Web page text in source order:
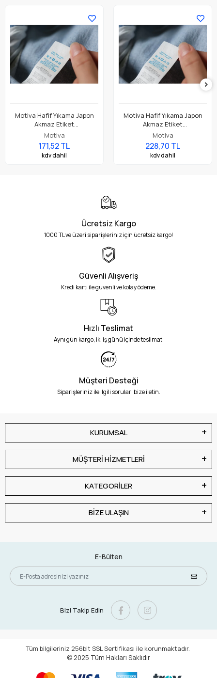
Motiva Hafif Yıkama Japon
Akmaz Etiket
(20mmx200mt.HafifYıkama)
Motiva
171,52 TL
kdv dahil
Motiva Hafif Yıkama Japon
Akmaz Etiket
(25mmx200mt.HafifYıkama)
Motiva
228,70 TL
kdv dahil
Ücretsiz Kargo
1000 TL ve üzeri siparişleriniz için ücretsiz kargo!
Güvenli Alışveriş
Kredi kartı ile güvenli ve kolay ödeme.
Hızlı Teslimat
Aynı gün kargo, iki iş günü içinde teslimat.
Müşteri Desteği
Siparişleriniz ile ilgili soruları bize iletin.
KURUMSAL
MÜŞTERİ HİZMETLERİ
KATEGORİLER
BİZE ULAŞIN
E-Bülten
Bizi Takip Edin
Tüm bilgileriniz 256bit SSL Sertifikası ile korunmaktadır.
© 2025 Tüm Hakları Saklıdır